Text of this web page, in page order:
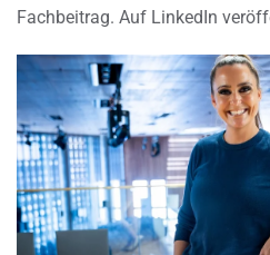
Fachbeitrag. Auf LinkedIn